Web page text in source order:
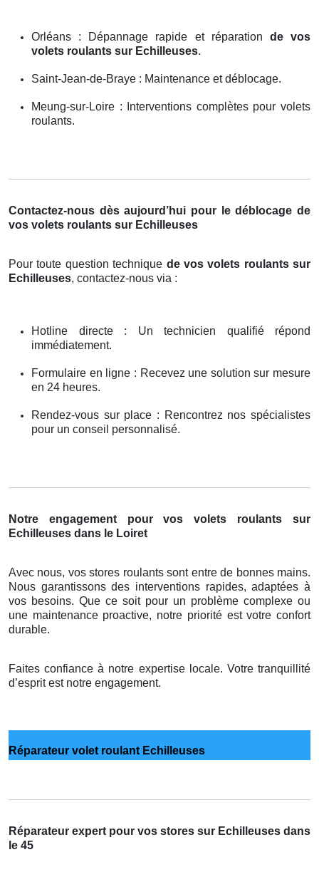
Orléans : Dépannage rapide et réparation de vos
volets roulants sur Echilleuses.
Saint-Jean-de-Braye : Maintenance et déblocage.
Meung-sur-Loire : Interventions complètes pour volets
roulants.
Contactez-nous dès aujourd’hui pour le déblocage de
vos volets roulants sur Echilleuses
Pour toute question technique de vos volets roulants sur
Echilleuses, contactez-nous via :
Hotline directe : Un technicien qualifié répond
immédiatement.
Formulaire en ligne : Recevez une solution sur mesure
en 24 heures.
Rendez-vous sur place : Rencontrez nos spécialistes
pour un conseil personnalisé.
Notre engagement pour vos volets roulants sur
Echilleuses dans le Loiret
Avec nous, vos stores roulants sont entre de bonnes mains.
Nous garantissons des interventions rapides, adaptées à
vos besoins. Que ce soit pour un problème complexe ou
une maintenance proactive, notre priorité est votre confort
durable.
Faites confiance à notre expertise locale. Votre tranquillité
d’esprit est notre engagement.
Réparateur volet roulant Echilleuses
Réparateur expert pour vos stores sur Echilleuses dans
le 45